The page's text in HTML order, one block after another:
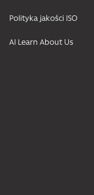
Polityka jakości ISO
AI Learn About Us